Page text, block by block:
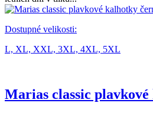
Dostupné velikosti:
L, XL, XXL, 3XL, 4XL, 5XL
Marias classic